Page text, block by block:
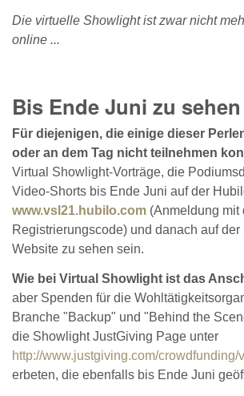
Die virtuelle Showlight ist zwar nicht
online ...
Bis Ende Juni zu sehen
Für diejenigen, die einige dieser
oder an dem Tag nicht teilnehmen
Virtual Showlight-Vorträge, die
Video-Shorts bis Ende Juni auf der
www.vsl21.hubilo.com (Anmeldung mit
Registrierungscode) und danach auf
Website zu sehen sein.
Wie bei Virtual Showlight ist das
aber Spenden für die
Branche "Backup" und "Behind the
die Showlight JustGiving Page unter
http://www.justgiving.com/
erbeten, die ebenfalls bis Ende Juni